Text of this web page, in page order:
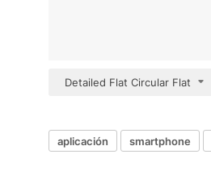
Detailed Flat Circular Flat
aplicación smartphone